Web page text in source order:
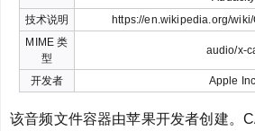
技术说明
https://en.wikipedia.org/
MIME 类
型
audio/x-
开发者 Apple Inc.
该音频文件容器由苹果开发者创建。